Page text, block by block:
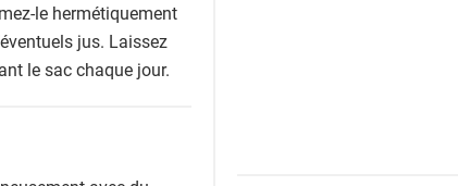
le hermétiquement
jus. Laissez
le sac chaque jour.